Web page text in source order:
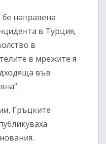
направена
в Турция,
в
в мрежите я
във
Гръцките